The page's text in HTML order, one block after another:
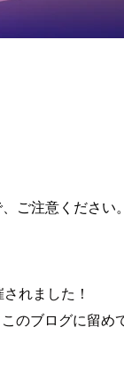
ご注意ください。
れました！
のブログに留め